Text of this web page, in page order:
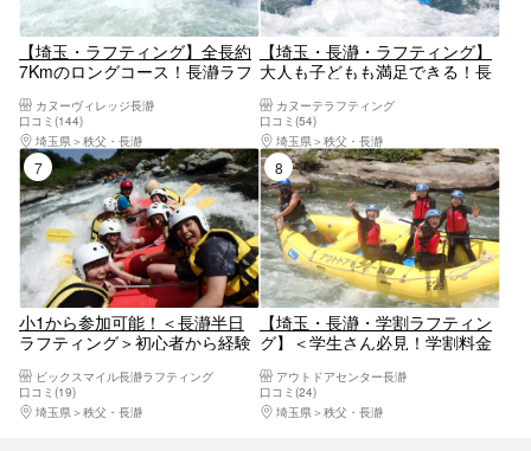
【埼玉・ラフティング】全長約
7Kmのロングコース！長瀞ラフ
カヌーヴィレッジ長瀞
口コミ(144)
埼玉県
秩父・長瀞
【埼玉・長瀞・ラフティング】
大人も子どもも満足できる！長
カヌーテラフティング
口コミ(54)
埼玉県
秩父・長瀞
7位
小1から参加可能！＜長瀞半日
ラフティング＞初心者から経験
ーなスタッフがご案内。大自然
と一体となる感動のアドベンチ
ャーをお楽しみあれ！（駅近・
ビックスマイル長瀞ラフティング
口コミ(19)
埼玉県
秩父・長瀞
8位
【埼玉・長瀞・学割ラフティン
グ】＜学生さん必見！学割料金
グループ限定！長瀞ラフティン
グ
アウトドアセンター長瀞
口コミ(24)
埼玉県
秩父・長瀞